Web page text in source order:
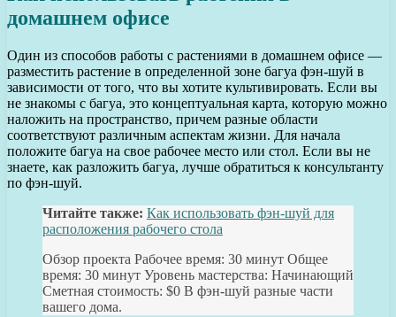
домашнем офисе
Один из способов работы с растениями в домашнем офисе —
разместить растение в определенной зоне багуа фэн-шуй в
зависимости от того, что вы хотите культивировать. Если вы
не знакомы с багуа, это концептуальная карта, которую можно
наложить на пространство, причем разные области
соответствуют различным аспектам жизни. Для начала
положите багуа на свое рабочее место или стол. Если вы не
знаете, как разложить багуа, лучше обратиться к консультанту
по фэн-шуй.
Читайте также: Как использовать фэн-шуй для
расположения рабочего стола
Обзор проекта Рабочее время: 30 минут Общее
время: 30 минут Уровень мастерства: Начинающий
Сметная стоимость: $0 В фэн-шуй разные части
вашего дома.